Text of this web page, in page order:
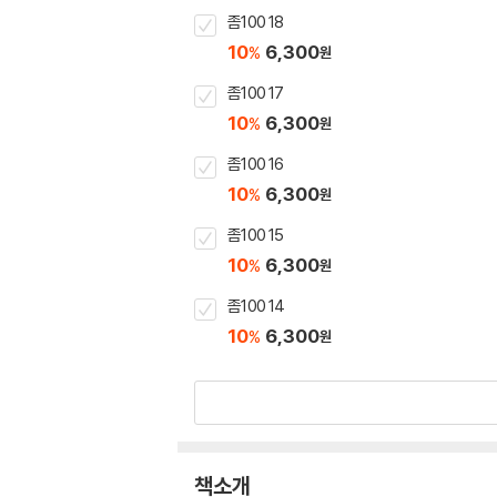
좀100 18
10% 6,300원
좀100 17
10% 6,300원
좀100 16
10% 6,300원
좀100 15
10% 6,300원
좀100 14
10% 6,300원
책소개